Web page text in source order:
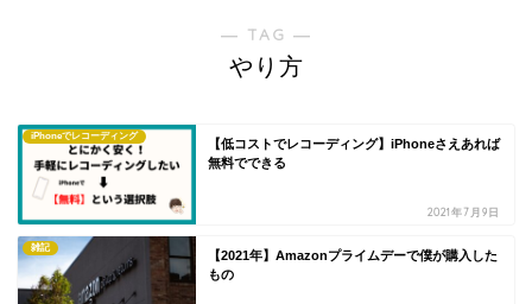
― TAG ―
やり方
iPhoneでレコーディング
【低コストでレコーディング】iPhoneさえあれば
無料でできる
2021年7月9日
雑記
【2021年】Amazonプライムデーで僕が購入した
もの